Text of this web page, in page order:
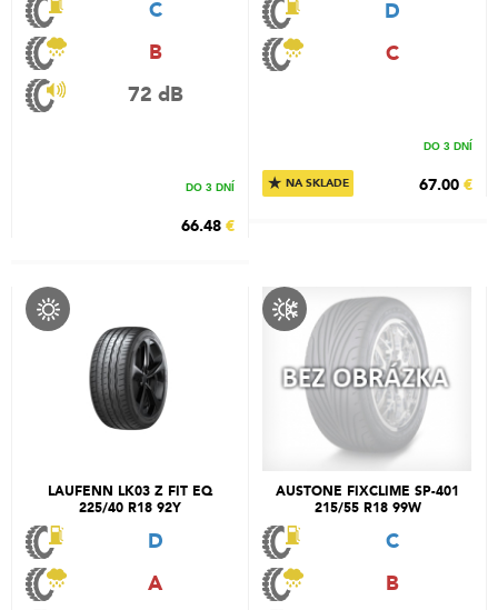
C
B
72 dB
DO 3 DNÍ
66.48 €
D
C
★ NA SKLADE
DO 3 DNÍ
67.00 €
LAUFENN LK03 Z FIT EQ
225/40 R18 92Y
D
A
AUSTONE FIXCLIME SP-401
215/55 R18 99W
C
B